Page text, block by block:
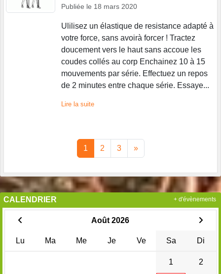
Publiée le 18 mars 2020
Ulilisez un élastique de resistance adapté à
votre force, sans avoirà forcer ! Tractez
doucement vers le haut sans accoue les
coudes collés au corp Enchainez 10 à 15
mouvements par série. Effectuez un repos
de 2 minutes entre chaque série. Essaye...
Lire la suite
1 2 3 »
CALENDRIER
Août 2026
Lu Ma Me Je Ve Sa Di
1 2
+ d'évènements